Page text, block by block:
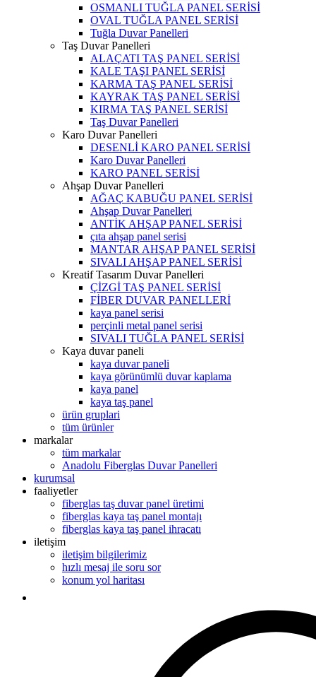
OSMANLI TUĞLA PANEL SERİSİ
OVAL TUĞLA PANEL SERİSİ
Tuğla Duvar Panelleri
Taş Duvar Panelleri
ALAÇATI TAŞ PANEL SERİSİ
KALE TAŞI PANEL SERİSİ
KARMA TAŞ PANEL SERİSİ
KAYRAK TAŞ PANEL SERİSİ
KIRMA TAŞ PANEL SERİSİ
Taş Duvar Panelleri
Karo Duvar Panelleri
DESENLİ KARO PANEL SERİSİ
Karo Duvar Panelleri
KARO PANEL SERİSİ
Ahşap Duvar Panelleri
AĞAÇ KABUĞU PANEL SERİSİ
Ahşap Duvar Panelleri
ANTİK AHŞAP PANEL SERİSİ
çıta ahşap panel serisi
MANTAR AHŞAP PANEL SERİSİ
SIVALI AHŞAP PANEL SERİSİ
Kreatif Tasarım Duvar Panelleri
ÇİZGİ TAŞ PANEL SERİSİ
FİBER DUVAR PANELLERİ
kaya panel serisi
perçinli metal panel serisi
SIVALI TUĞLA PANEL SERİSİ
Kaya duvar paneli
kaya duvar paneli
kaya görünümlü duvar kaplama
kaya panel
kaya taş panel
ürün gruplari
tüm ürünler
markalar
tüm markalar
Anadolu Fiberglas Duvar Panelleri
kurumsal
faaliyetler
fiberglas taş duvar panel üretimi
fiberglas kaya taş panel montajı
fiberglas kaya taş panel ihracatı
iletişim
iletişim bilgilerimiz
hızlı mesaj ile soru sor
konum yol haritası